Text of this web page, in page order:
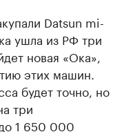
Datsun mi-
ушла из РФ три
новая «Ока»,
этих машин.
будет точно, но
три
1 650 000